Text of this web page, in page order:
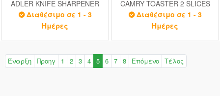
ADLER KNIFE SHARPENER
Διαθέσιμο σε 1 - 3
Ημέρες
CAMRY TOASTER 2 SLICES
Διαθέσιμο σε 1 - 3
Ημέρες
Έναρξη Προηγ 1 2 3 4 5 6 7 8 Επόμενο Τέλος